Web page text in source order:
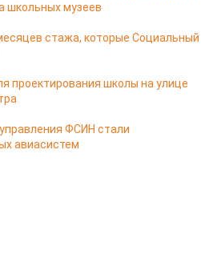
школьных музеев
стажа, которые Социальный
проектирования школы на улице
ФСИН стали
авиасистем